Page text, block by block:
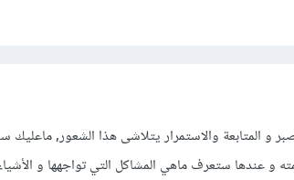
و المتابعة والاستمرار يتلاشى هذا الشعور, ماعليك
و عندها ستعرف ماهي المشاكل التي تواجهها و